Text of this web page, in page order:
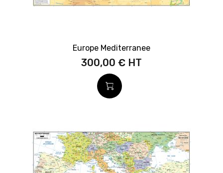
Europe Mediterranee
300,00 €